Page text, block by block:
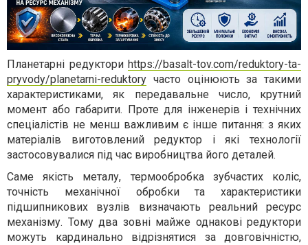
Планетарні редуктори https://basalt-tov.com/reduktory-ta-
pryvody/planetarni-reduktory часто оцінюють за такими
характеристиками, як передавальне число, крутний
момент або габарити. Проте для інженерів і технічних
спеціалістів не менш важливим є інше питання: з яких
матеріалів виготовлений редуктор і які технології
застосовувалися під час виробництва його деталей.
Саме якість металу, термообробка зубчастих коліс,
точність механічної обробки та характеристики
підшипникових вузлів визначають реальний ресурс
механізму. Тому два зовні майже однакові редуктори
можуть кардинально відрізнятися за довговічністю,